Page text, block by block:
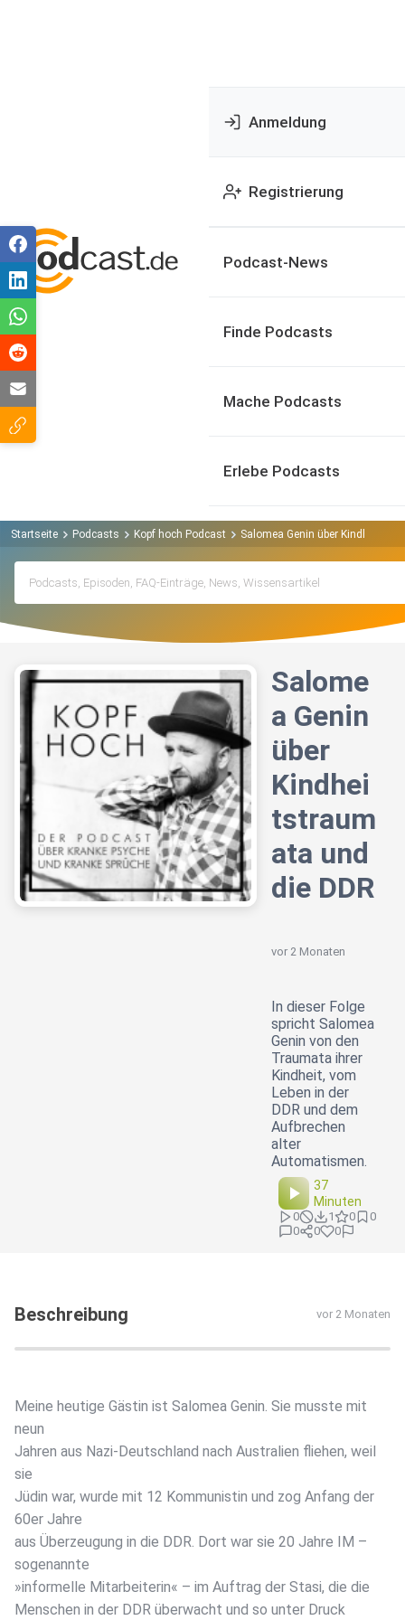
Anmeldung
Registrierung
Podcast-News
Finde Podcasts
Mache Podcasts
Erlebe Podcasts
Startseite Podcasts Kopf hoch Podcast Salomea Genin über
Salome
a Genin
über
Kindhei
tstraum
ata und
die DDR
vor 2 Monaten
In dieser Folge
spricht Salomea
Genin von den
Traumata ihrer
Kindheit, vom
Leben in der
DDR und dem
Aufbrechen
alter
Automatismen.
37
Minuten
0 1 0
0
0
0 0
Beschreibung vor 2 Monaten
Meine heutige Gästin ist Salomea Genin. Sie musste mit
neun
Jahren aus Nazi-Deutschland nach Australien fliehen, weil
sie
Jüdin war, wurde mit 12 Kommunistin und zog Anfang der
60er Jahre
aus Überzeugung in die DDR. Dort war sie 20 Jahre IM –
sogenannte
»informelle Mitarbeiterin« – im Auftrag der Stasi, die die
Menschen in der DDR überwacht und so unter Druck